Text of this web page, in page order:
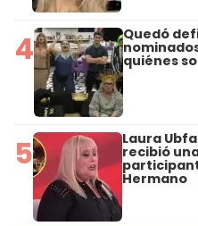
4 Quedó
quiénes
5 Laura
recibió
Hermano